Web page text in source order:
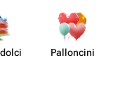
Pall​oncini